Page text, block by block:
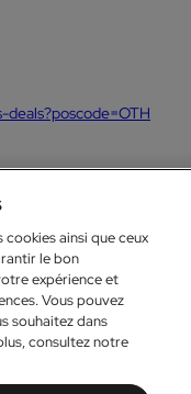
ainsi que ceux
le bon
expérience et
Vous pouvez
souhaitez dans
consultez notre